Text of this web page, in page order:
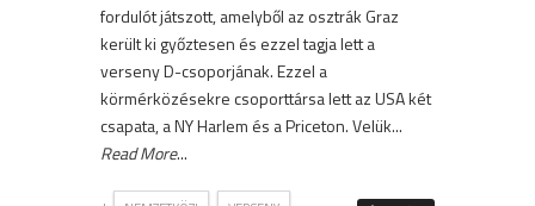
fordulót játszott, amelyből az osztrák Graz
került ki győztesen és ezzel tagja lett a
verseny D-csoporjának. Ezzel a
körmérközésekre csoporttársa lett az USA két
csapata, a NY Harlem és a Priceton. Velük...
Read More...